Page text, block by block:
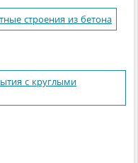
строения из бетона
с круглыми